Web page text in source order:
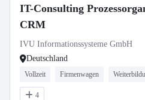
IT-Consulting
CRM
IVU Informationssysteme GmbH
Deutschland
Vollzeit Firmenwagen
4